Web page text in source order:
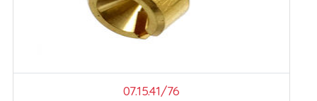
07.15.41/76